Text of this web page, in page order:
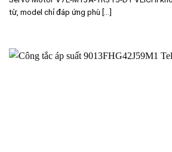
từ, model chỉ đáp ứng phù [...]